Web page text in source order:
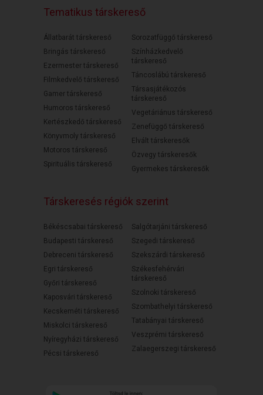
Tematikus társkereső
Állatbarát társkereső
Bringás társkereső
Ezermester társkereső
Filmkedvelő társkereső
Gamer társkereső
Humoros társkereső
Kertészkedő társkereső
Könyvmoly társkereső
Motoros társkereső
Spirituális társkereső
Sorozatfüggő társkereső
Színházkedvelő
társkereső
Táncoslábú társkereső
Társasjátékozós
társkereső
Vegetáriánus társkereső
Zenefüggő társkereső
Elvált társkeresők
Özvegy társkeresők
Gyermekes társkeresők
Társkeresés régiók szerint
Békéscsabai társkereső
Budapesti társkereső
Debreceni társkereső
Egri társkereső
Győri társkereső
Kaposvári társkereső
Kecskeméti társkereső
Miskolci társkereső
Nyíregyházi társkereső
Pécsi társkereső
Salgótarjáni társkereső
Szegedi társkereső
Szekszárdi társkereső
Székesfehérvári
társkereső
Szolnoki társkereső
Szombathelyi társkereső
Tatabányai társkereső
Veszprémi társkereső
Zalaegerszegi társkereső